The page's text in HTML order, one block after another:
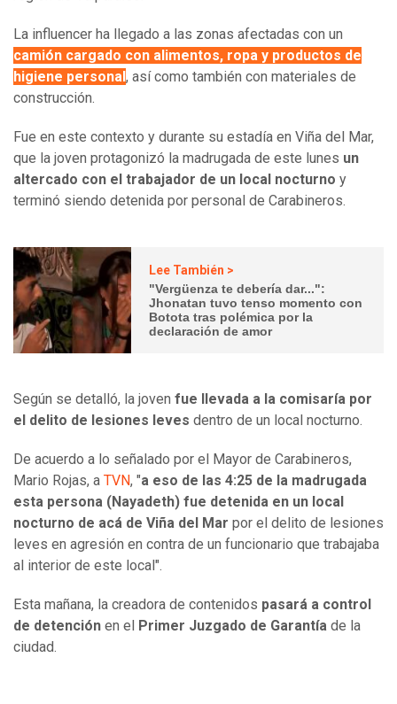
La influencer ha llegado a las zonas afectadas con un
camión cargado con alimentos, ropa y productos de
higiene personal , así como también con materiales de
construcción.
Fue en este contexto y durante su estadía en Viña del Mar,
que la joven protagonizó la madrugada de este lunes un
altercado con el trabajador de un local nocturno y
terminó siendo detenida por personal de Carabineros.
Lee También >
"Vergüenza te debería dar...":
Jhonatan tuvo tenso momento con
Botota tras polémica por la
declaración de amor
Según se detalló, la joven fue llevada a la comisaría por
el delito de lesiones leves dentro de un local nocturno.
De acuerdo a lo señalado por el Mayor de Carabineros,
Mario Rojas, a TVN, "a eso de las 4:25 de la madrugada
esta persona (Nayadeth) fue detenida en un local
nocturno de acá de Viña del Mar por el delito de lesiones
leves en agresión en contra de un funcionario que trabajaba
al interior de este local".
Esta mañana, la creadora de contenidos pasará a control
de detención en el Primer Juzgado de Garantía de la
ciudad.